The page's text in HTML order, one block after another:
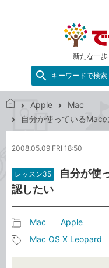
新たな一
キーワードで検索
き
ネ
ト
Apple
Mac
自分が使っているMac
2008.05.09 FRI 18:50
レッスン35
自分が使
認したい
事
カ
Mac Apple
Mac OS X Leopard